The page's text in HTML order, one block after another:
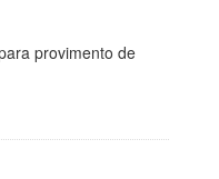
provimento de